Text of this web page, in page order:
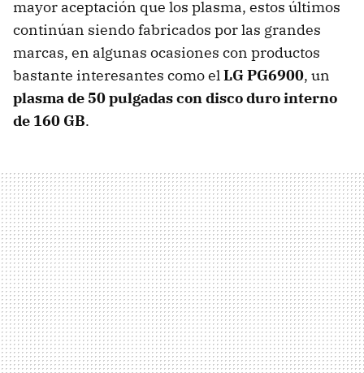
mayor aceptación que los plasma, estos últimos
continúan siendo fabricados por las grandes
marcas, en algunas ocasiones con productos
bastante interesantes como elLG PG6900, un
plasma de 50 pulgadas con disco duro interno
de 160 GB.